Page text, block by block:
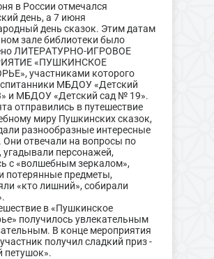
в России отмечался
день, а 7 июня
день сказок. Этим датам
зале библиотеки было
ЛИТЕРАТУРНО-ИГРОВОЕ
«ПУШКИНСКОЕ
участниками которого
МБДОУ «Детский
и МБДОУ «Детский сад № 19».
отправились в путешествие
миру Пушкинских сказок,
разнообразные интересные
Они отвечали на вопросы по
угадывали персонажей,
с «волшебным зеркалом»,
потерянные предметы,
«кто лишний», собирали
в «Пушкинское
получилось увлекательным
В конце мероприятия
получил сладкий приз -
петушок».